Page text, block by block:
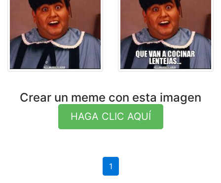
Crear un meme con esta imagen
HAGA CLIC AQUÍ
1